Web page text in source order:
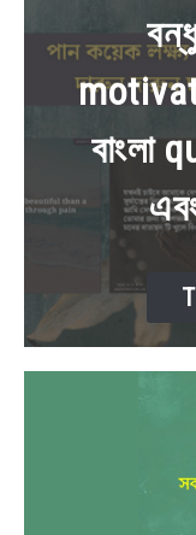
NEWS
BENGALI LYRICS
BENGALI NAMES
BENGALI STORIES
বাংলা